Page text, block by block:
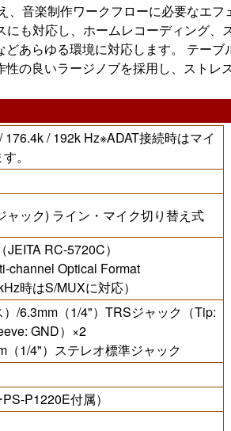
、音楽制作ワークフローに必要なエフ
も対応し、ホームレコーディング、
あらゆる環境に対応します。 テーブ
の良いラージノブを採用し、ストレ
/ 192k Hz※ADAT接続時はマイ
。
ャック) ライン・マイク切り替え式
RC-5720C）
channel Optical Format
時はS/MUXに対応）
/6.3mm（1/4"）TRSジャック（Tip:
GND）×2
（1/4"）ステレオ標準ジャック
P1220E付属）